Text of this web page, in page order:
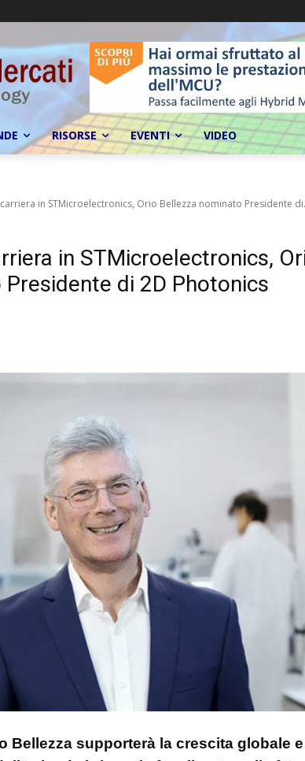
RISORSE EVENTI VIDEO
in STMicroelectronics, Orio Bellezza nominato Presidente
in STMicroelectronics,
di 2D Photonics
Bellezza supporterà la crescita globale e